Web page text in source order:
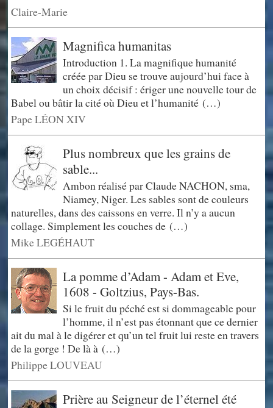
Claire-Marie
Magnifica humanitas
Introduction 1. La magnifique humanité
créée par Dieu se trouve aujourd’hui face à
un choix décisif : ériger une nouvelle tour de
Babel ou bâtir la cité où Dieu et l’humanité (…)
Pape LÉON XIV
Plus nombreux que les grains de
sable...
Ambon réalisé par Claude NACHON, sma,
Niamey, Niger. Les sables sont de couleurs
naturelles, dans des caissons en verre. Il n’y a aucun
collage. Simplement les couches de (…)
Mike LEGÉHAUT
La pomme d’Adam - Adam et Eve,
1608 - Goltzius, Pays-Bas.
Si le fruit du péché est si dommageable pour
l’homme, il n’est pas étonnant que ce dernier
ait du mal à le digérer et qu’un tel fruit lui reste en travers
de la gorge ! De là à (…)
Philippe LOUVEAU
Prière au Seigneur de l’éternel été